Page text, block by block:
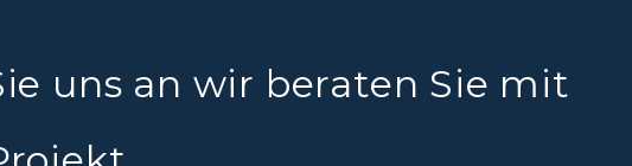
uns an wir beraten Sie mit